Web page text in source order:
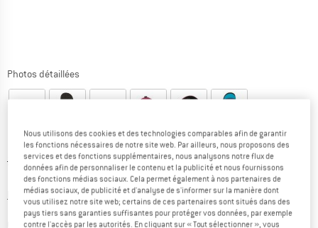
Photos détaillées
Prix initial :
29,95€
Prix:
13,48€ TVA incl.
hors Frais de livraisonInformations sur les frais de livraison. Ouvre une
Couleur:Dark Marine / Fresh Green / Mystic Blue
Nous utilisons des cookies et des technologies comparables afin de garantir
les fonctions nécessaires de notre site web. Par ailleurs, nous proposons des
services et des fonctions supplémentaires, nous analysons notre flux de
données afin de personnaliser le contenu et la publicité et nous fournissons
des fonctions médias sociaux. Cela permet également à nos partenaires de
médias sociaux, de publicité et d'analyse de s'informer sur la manière dont
vous utilisez notre site web; certains de ces partenaires sont situés dans des
pays tiers sans garanties suffisantes pour protéger vos données, par exemple
contre l'accès par les autorités. En cliquant sur « Tout sélectionner », vous